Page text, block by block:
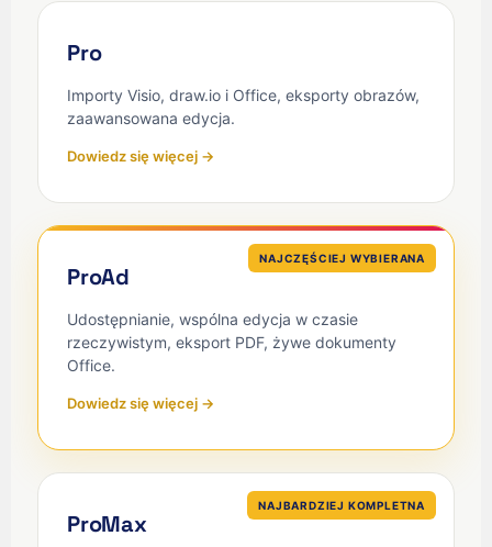
Pro
Importy Visio, draw.io i Office, eksporty obrazów,
zaawansowana edycja.
Dowiedz się więcej →
NAJCZĘŚCIEJ WYBIERANA
ProAd
Udostępnianie, wspólna edycja w czasie
rzeczywistym, eksport PDF, żywe dokumenty
Office.
Dowiedz się więcej →
NAJBARDZIEJ KOMPLETNA
ProMax